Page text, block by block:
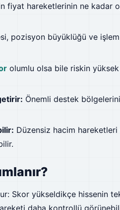
fiyat hareketlerinin ne kadar
pozisyon büyüklüğü ve
olumlu olsa bile riskin yüksek
Önemli destek
Düzensiz hacim
Skor yükseldikçe hissenin
daha kontrollü